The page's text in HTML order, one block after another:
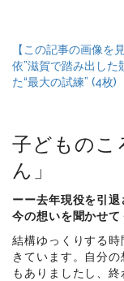
【この記事の画像を
依”滋賀で踏み出した
た“最大の試練” (4枚)
子どものこ
ん」
ーー去年現役を引
今の想いを聞かせて
結構ゆっくりする
きています。自分
もありましたし、